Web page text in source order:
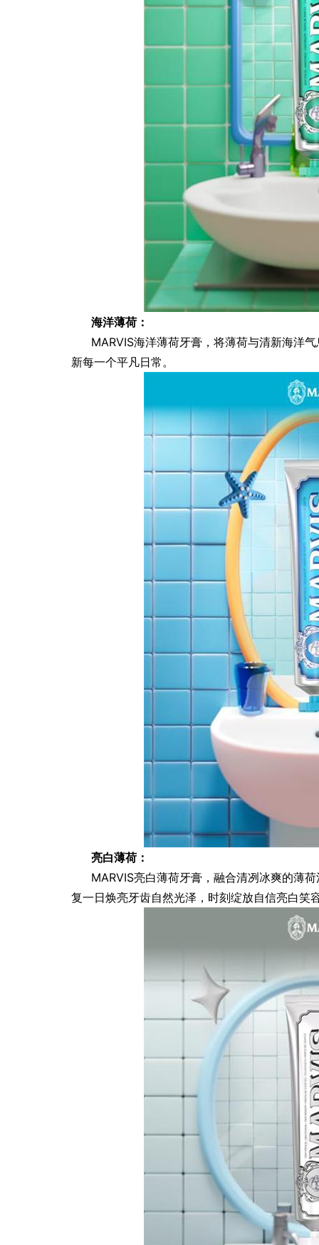
海洋薄荷：
MARVIS海洋薄荷牙膏，将薄荷与清新海洋
新每一个平凡日常。
亮白薄荷：
MARVIS亮白薄荷牙膏，融合清冽冰爽的薄
复一日焕亮牙齿自然光泽，时刻绽放自信亮白笑